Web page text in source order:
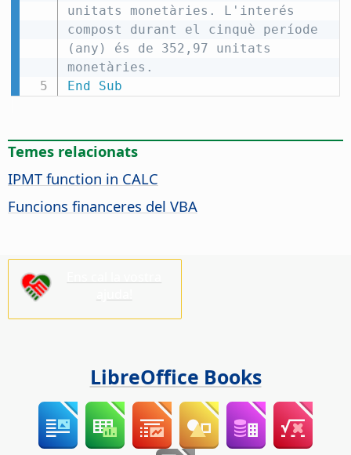
unitats monetàries. L'interés
compost durant el cinquè període
(any) és de 352,97 unitats
monetàries.
End
Sub
Temes relacionats
IPMT function in CALC
Funcions financeres del VBA
LibreOffice Books